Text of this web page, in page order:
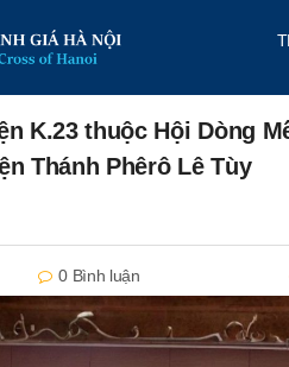
K.23 thuộc Hội Dòng
Thánh Phêrô Lê Tùy
0 Bình luận